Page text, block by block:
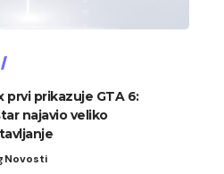
prvi prikazuje GTA 6:
najavio veliko
Novosti